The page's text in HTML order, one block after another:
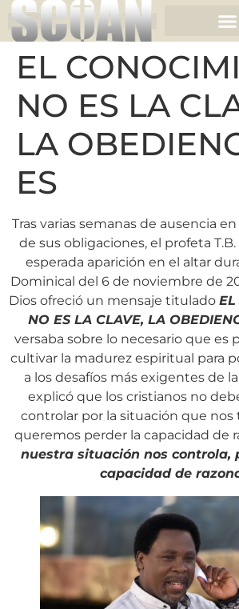
EL
NO ES LA
LA
ES
Tras varias semanas de ausencia
de sus obligaciones, el profeta
esperada aparición en el altar
Dominical del 6 de noviembre de
Dios ofreció un mensaje titulado EL
NO ES LA CLAVE, LA
versaba sobre lo necesario que es
cultivar la madurez espiritual para
a los desafíos más exigentes de
explicó que los cristianos no
controlar por la situación que nos
queremos perder la capacidad de
nuestra situación nos controla,
capacidad de